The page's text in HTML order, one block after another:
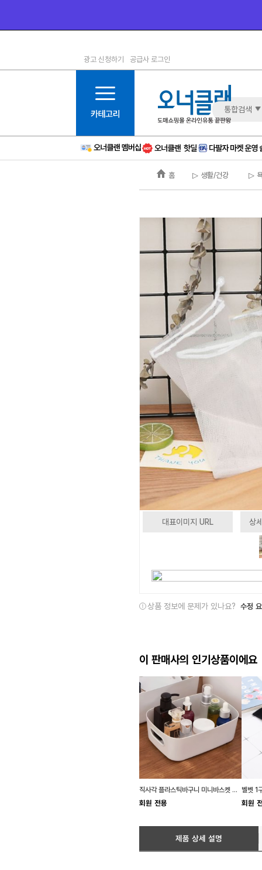
1등급
6등급
11등급
12등급
15등급
16등급
광고 신청하기 공급사 로그인
통합검색
홈 ▷ 생활/건강 ▷
대표이미지 URL 상
상품 정보에 문제가 있나요? 수정
이 판매사의 인기상품이에요
직사각 플라스틱바구니 미니바스켓 손잡이 소품
회원 전용 회원
제품 상세 설명